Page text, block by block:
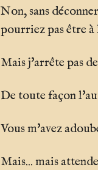
Non, sans
pourriez pas être à
Mais j'arrête pas
De toute façon
Vous m'avez
Mais... mais